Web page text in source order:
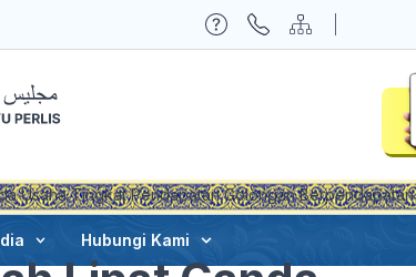
Hubungi Kami
Usaha Tingkat Pendapatan Golongan Berpendapatan